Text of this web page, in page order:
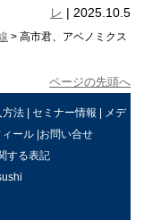
レ | 2025.10.5
> 高市君、アベノミクス
ページの先頭へ
方法 | セミナー情報 | メデ
ール|お問い合せ
する表記